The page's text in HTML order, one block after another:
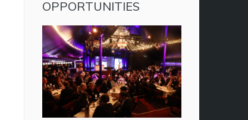
OPPORTUNITIES